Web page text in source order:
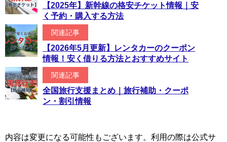
【2025年】新幹線の格安チケット情報｜安
く予約・購入する方法
関連記事
【2026年5月更新】レンタカーのクーポン
情報！安く借りる方法とおすすめサイト
関連記事
全国旅行支援まとめ｜旅行補助・クーポ
ン・割引情報
内容は変更になる可能性もございます。利用の際は公式サ